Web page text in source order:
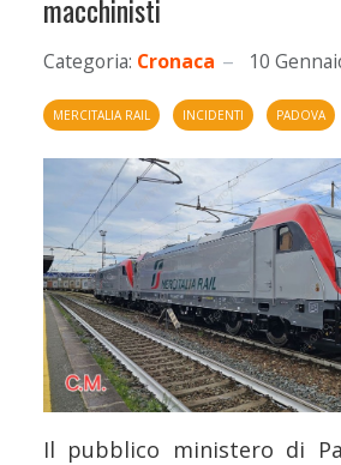
macchinisti
Categoria: Cronaca 10
MERCITALIA RAIL INCIDENTI PADOVA
Il pubblico ministero di